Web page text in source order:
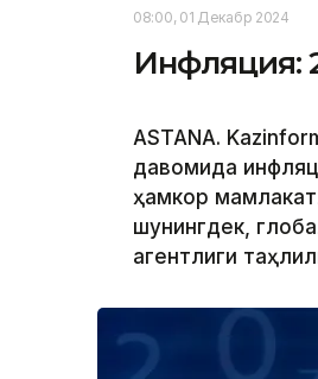
08:00, 01 Декабр 2024
Инфляция:
ASTANA.
давомида
ҳамкор
шунингдек,
агентлиги